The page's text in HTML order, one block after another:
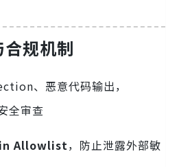
规机制
、恶意代码输出，
全审查
Allowlist，防止泄露外部敏